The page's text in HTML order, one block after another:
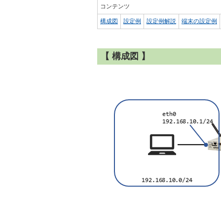
コンテンツ
構成図 設定例 設定例解説 端末の設定例
【 構成図 】